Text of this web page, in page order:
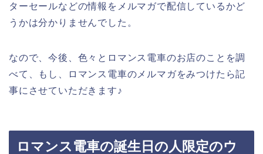
ターセールなどの情報をメルマガで配信しているかど
うかは分かりませんでした。
なので、今後、色々とロマンス電車のお店のことを調
べて、もし、ロマンス電車のメルマガをみつけたら記
事にさせていただきます♪
ロマンス電車の誕生日の人限定のウ